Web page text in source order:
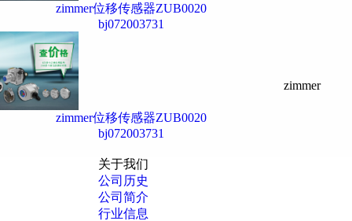
zimmer位移传感器ZUB0020
bj072003731
zimmer位移传感器ZUB0020
bj072003731
zimmer
关于我们
公司历史
公司简介
行业信息